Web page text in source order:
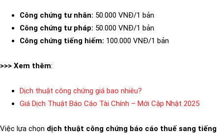
Công chứng tư nhân: 50.000 VNĐ/1 bản
Công chứng tư pháp: 50.000 VNĐ/1 bản
Công chứng tiếng hiếm: 100.000 VNĐ/1 bản
>>> Xem thêm:
Dịch thuật công chứng giá bao nhiêu?
Giá Dịch Thuật Báo Cáo Tài Chính – Mới Cập Nhật 2025
Việc lựa chọn dịch thuật công chứng báo cáo thuế sang tiếng